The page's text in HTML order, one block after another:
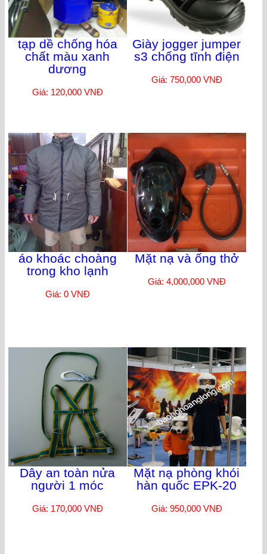
tạp dề chống hóa
chất màu xanh
dương
Giá: 120,000 VNĐ
Giày jogger jumper
s3 chống tĩnh điện
Giá: 750,000 VNĐ
áo khoác choàng
trong kho lạnh
Giá: 0 VNĐ
Mặt nạ và ống thở
Giá: 4,000,000 VNĐ
Dây an toàn nửa
người 1 móc
Giá: 170,000 VNĐ
Mặt nạ phòng khói
hàn quốc EPK-20
Giá: 950,000 VNĐ